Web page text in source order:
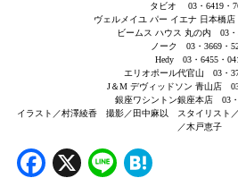
タビオ 03・6419・
ヴェルメイユ パー イエナ 日本橋
ビームス ハウス 丸の内 03・
ノーク 03・3669・
Hedy 03・6455・
エリオポール代官山 03・
J＆M デヴィッドソン 青山店 03
銀座ワシントン銀座本店 03・
イラスト／村澤綾香 撮影／田中麻以 スタイリス
／木戸恵子
Facebook
X Line